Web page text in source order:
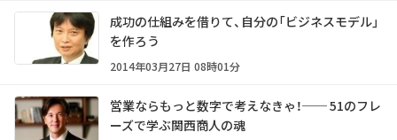
成功の仕組みを借りて、自分の「ビジネスモデル」
を作ろう
2014年03月27日 08時01分
営業ならもっと数字で考えなきゃ！── 51のフレ
ーズで学ぶ関西商人の魂